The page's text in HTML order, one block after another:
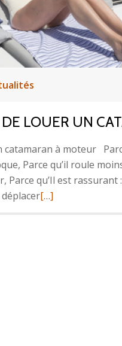
LOUER UN
à moteur
Parce qu’il roule
qu’Il est rassurant
En
[…]